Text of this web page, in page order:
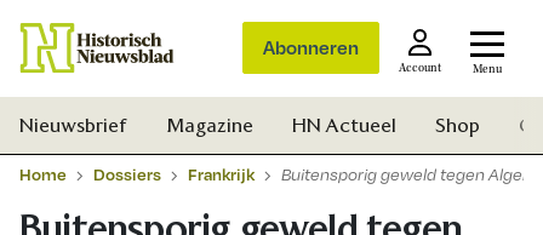
Abonneren
Account Menu
Nieuwsbrief Magazine HN Actueel Shop
Home Dossiers Frankrijk Buitensporig geweld tegen